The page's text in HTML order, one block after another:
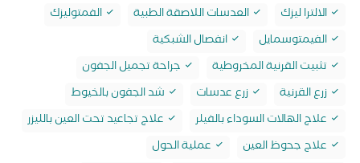
الالترا ليزك العدسات اللاصقة الطبية
الفمتوليزك
الفيمتوسمايل
انفصال الشبكية
تثبيت القرنية المخروطية
جراحة تجميل الجفون
زرع القرنية
زرع عدسات
شد الجفون بالخيوط
علاج الهالات السوداء بالفيلر
علاج تجاعيد تحت العين بالليزر
علاج جحوظ العين
عملية الحول